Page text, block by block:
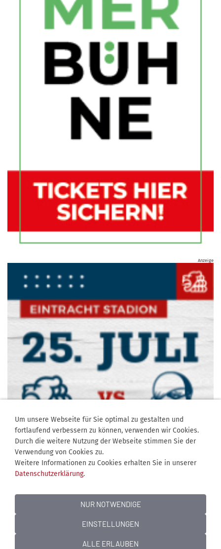
Anzeige
Mediadaten Über uns
Datenschutz
Um unsere Webseite für Sie optimal zu gestalten und
fortlaufend verbessern zu können, verwenden wir Cookies.
Durch die weitere Nutzung der Webseite stimmen Sie der
Verwendung von Cookies zu.
Weitere Informationen zu Cookies erhalten Sie in unserer
Datenschutzerklärung.
NUR NOTWENDIGE
EINSTELLUNGEN
ALLE ERLAUBEN